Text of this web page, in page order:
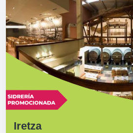
Iretza